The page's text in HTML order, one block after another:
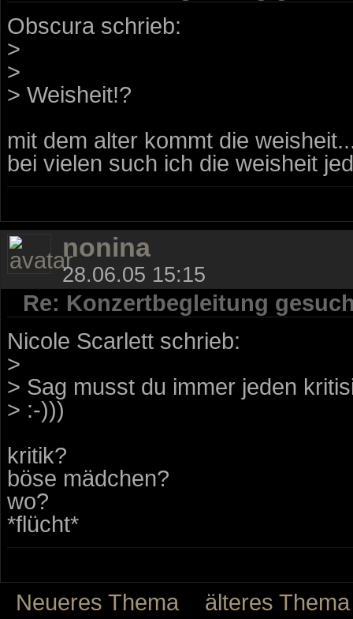
Obscura schrieb:
>
>
> Weisheit!?
mit dem alter kommt die
bei vielen such ich die weisheit
nonina
28.06.05 15:15
Re: Konzertbegleitung
Nicole Scarlett schrieb:
>
> Sag musst du immer jeden
> :-)))
kritik?
böse mädchen?
wo?
*flücht*
Neueres Thema älteres Thema